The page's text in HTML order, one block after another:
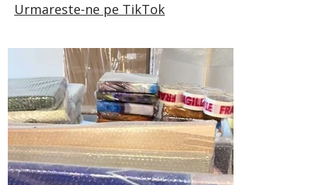
Urmareste-ne pe TikTok